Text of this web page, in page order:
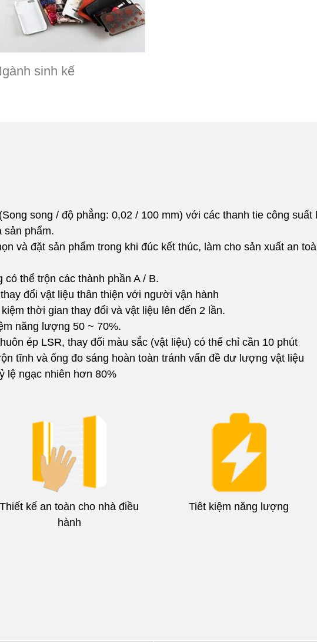
sinh kế
song / độ phẳng: 0,02 / 100 mm) với các thanh tie công
sản phẩm.
và đặt sản phẩm trong khi đúc kết thúc, làm cho sản xuất an
thể trộn các thành phần A / B.
đổi vật liệu thân thiện với người vận hành
thời gian thay đổi và vật liệu lên đến 2 lần.
năng lượng 50 ~ 70%.
ép LSR, thay đổi màu sắc (vật liệu) có thể chỉ cần 10 phút
tĩnh và ống đo sáng hoàn toàn tránh vấn đề dư lượng vật liệu
lệ ngạc nhiên hơn 80%
Thiết kế an toàn cho nhà điều
hành
Tiêt kiệm năng lượng